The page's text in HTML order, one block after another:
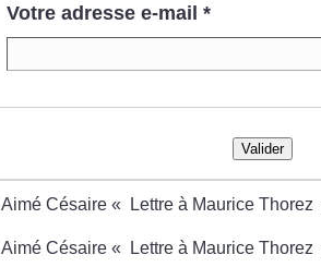
Votre adresse e-mail *
Valider
Aimé Césaire « Lettre à Maurice Thorez
Aimé Césaire « Lettre à Maurice Thorez